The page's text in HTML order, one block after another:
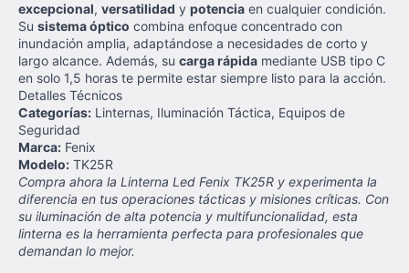
excepcional, versatilidad y potencia en cualquier condición.
Su sistema óptico combina enfoque concentrado con
inundación amplia, adaptándose a necesidades de corto y
largo alcance. Además, su carga rápida mediante USB tipo C
en solo 1,5 horas te permite estar siempre listo para la acción.
Detalles Técnicos
Categorías: Linternas, Iluminación Táctica, Equipos de
Seguridad
Marca: Fenix
Modelo: TK25R
Compra ahora la Linterna Led Fenix TK25R y experimenta la
diferencia en tus operaciones tácticas y misiones críticas. Con
su iluminación de alta potencia y multifuncionalidad, esta
linterna es la herramienta perfecta para profesionales que
demandan lo mejor.